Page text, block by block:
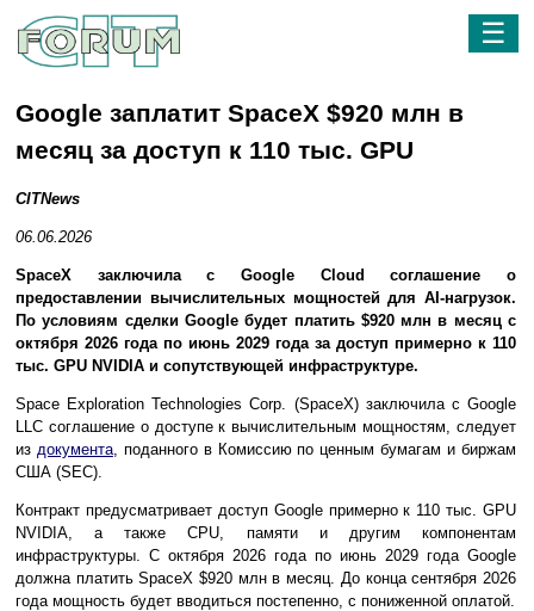
☰
Google заплатит SpaceX $920 млн в
месяц за доступ к 110 тыс. GPU
CITNews
06.06.2026
SpaceX заключила с Google Cloud соглашение о
предоставлении вычислительных мощностей для AI-нагрузок.
По условиям сделки Google будет платить $920 млн в месяц с
октября 2026 года по июнь 2029 года за доступ примерно к 110
тыс. GPU NVIDIA и сопутствующей инфраструктуре.
Space Exploration Technologies Corp. (SpaceX) заключила с Google
LLC соглашение о доступе к вычислительным мощностям, следует
из документа, поданного в Комиссию по ценным бумагам и биржам
США (SEC).
Контракт предусматривает доступ Google примерно к 110 тыс. GPU
NVIDIA, а также CPU, памяти и другим компонентам
инфраструктуры. С октября 2026 года по июнь 2029 года Google
должна платить SpaceX $920 млн в месяц. До конца сентября 2026
года мощность будет вводиться постепенно, с пониженной оплатой.